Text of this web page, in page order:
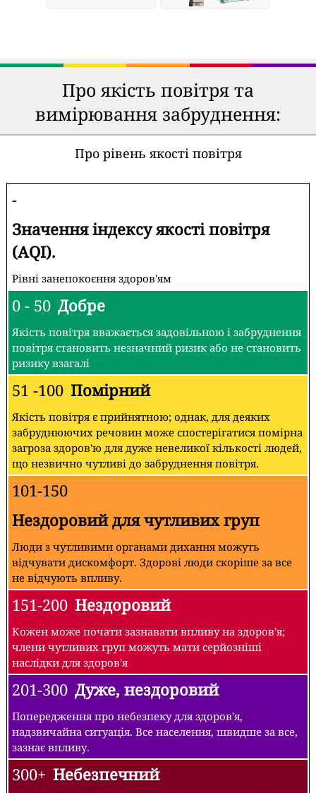
Про якість повітря та
вимірювання забруднення:
Про рівень якості повітря
-
Значення індексу якості повітря
(AQI).
Рівні занепокоєння здоров'ям
0 - 50 Добре
Якість повітря вважається задовільною і забруднення
повітря становить незначний ризик або не становить
ризику взагалі
51 -100 Помірний
Якість повітря є прийнятною; однак, для деяких
забруднюючих речовин може спостерігатися помірна
загроза здоров'ю для дуже невеликої кількості людей,
що незвично чутливі до забруднення повітря.
101-150
Нездоровий для чутливих груп
Люди з чутливими органами дихання можуть
відчувати дискомфорт. Здорові люди скоріше за все
не відчують впливу.
151-200 Нездоровий
Кожен може почати зазнавати впливу на здоров'я;
члени чутливих груп можуть мати серйозніші
наслідки для здоров'я
201-300 Дуже, нездоровий
Попередження про небезпеку для здоров'я,
надзвичайна ситуація. Все населення, швидше за все,
зазнає впливу.
300+ Небезпечний